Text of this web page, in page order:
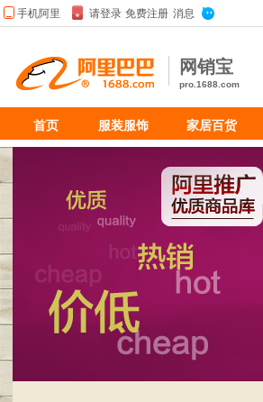
网销宝
pro.1688.com
首页 服装服饰 家居百货